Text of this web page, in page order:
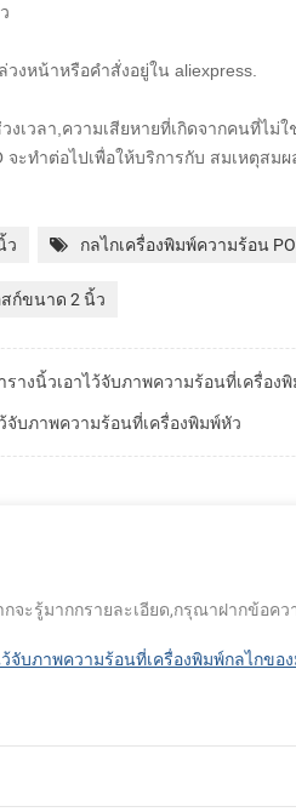
งหน้าหรือคำสั่งอยู่ใน aliexpress.
งเวลา,ความเสียหายที่เกิดจากคนที่ไ
จะทำต่อไปเพื่อให้บริการกับ สมเหตุสม
ว กลไกเครื่องพิมพ์ความร้อน
ก์ขนาด 2 นิ้ว
รางนิ้วเอาไว้จับภาพความร้อนที่เครื่อง
จับภาพความร้อนที่เครื่องพิมพ์หัว
ะรู้มากกรายละเอียด,กรุณาฝากข้อคว
จับภาพความร้อนที่เครื่องพิมพ์กลไกขอ